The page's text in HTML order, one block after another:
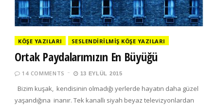
KÖŞE YAZILARI SESLENDIRILMIŞ KÖŞE YAZILARI
Ortak Paydalarımızın En Büyüğü
14 COMMENTS 13 EYLÜL 2015
Bizim kuşak, kendisinin olmadığı yerlerde hayatın daha güzel
yaşandığına inanır. Tek kanallı siyah beyaz televizyonlardan